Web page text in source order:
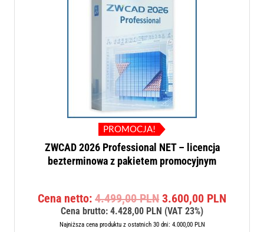
PROMOCJA!
ZWCAD 2026 Professional NET – licencja
bezterminowa z pakietem promocyjnym
Cena netto:4.499,00PLN Pierwotna
cena
wynosiła:
3.600,00 PLN
Cena brutto:4.428,00 PLN (VAT 23%)
Najniższa cena produktu z ostatnich 30 dni: 4.000,00 PLN